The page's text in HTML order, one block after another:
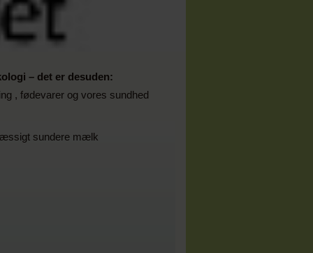
– det er desuden:
, fødevarer og vores sundhed
sundere mælk